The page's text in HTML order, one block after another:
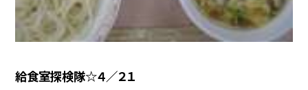
給食室探検隊☆４／２１